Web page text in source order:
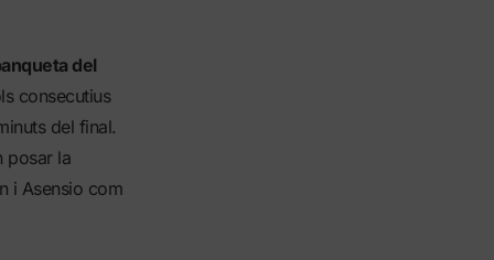
del
consecutius
del final.
posar la
i Asensio com